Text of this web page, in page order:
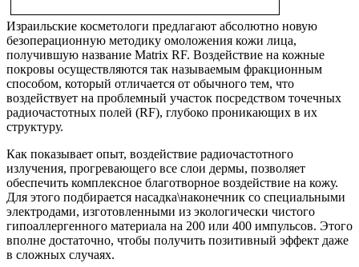
Израильские косметологи предлагают абсолютно новую
безоперационную методику омоложения кожи лица,
получившую название Matrix RF. Воздействие на кожные
покровы осуществляются так называемым фракционным
способом, который отличается от обычного тем, что
воздействует на проблемный участок посредством точечных
радиочастотных полей (RF), глубоко проникающих в их
структуру.
Как показывает опыт, воздействие радиочастотного
излучения, прогревающего все слои дермы, позволяет
обеспечить комплексное благотворное воздействие на кожу.
Для этого подбирается насадка\наконечник со специальными
электродами, изготовленными из экологически чистого
гипоаллергенного материала на 200 или 400 импульсов. Этого
вполне достаточно, чтобы получить позитивный эффект даже
в сложных случаях.